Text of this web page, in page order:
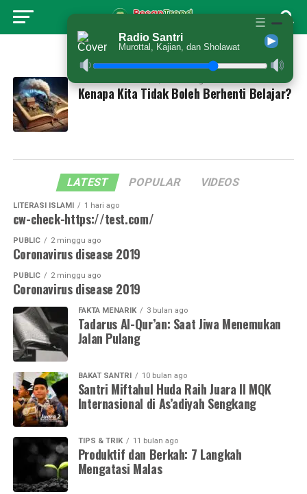
All posts tagged "buku"
Kenapa Kita Tidak Boleh Berhenti Belajar?
LATEST POPULAR VIDEOS
LITERASI ISLAMI 1 hari ago
cw-check-https://test.com/
PUBLIC 2 minggu ago
Coronavirus disease 2019
PUBLIC 2 minggu ago
Coronavirus disease 2019
FAKTA MENARIK 3 bulan ago
Tadarus Al-Qur’an: Saat Jiwa Menemukan
Jalan Pulang
BAKAT SANTRI 10 bulan ago
Santri Miftahul Huda Raih Juara II MQK
Internasional di As’adiyah Sengkang
TIPS & TRIK 11 bulan ago
Produktif dan Berkah: 7 Langkah
Mengatasi Malas
☰
Radio Santri
Murottal, Kajian, dan Sholawat